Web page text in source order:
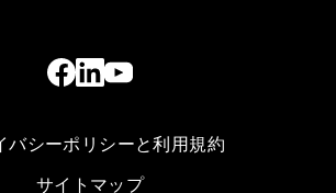
バシーポリシーと利用規約
サイトマップ